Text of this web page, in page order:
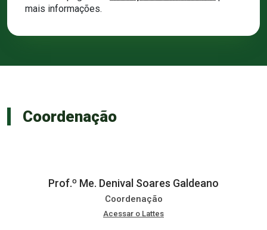
mais informações.
Coordenação
Prof.º Me. Denival Soares Galdeano
Coordenação
Acessar o Lattes